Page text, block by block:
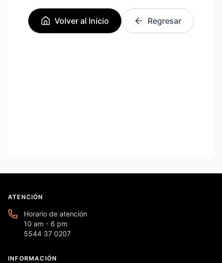
Volver al Inicio Regresar
ATENCIÓN
Horario de atención
10 am - 6 pm
5544 37 0207
INFORMACIÓN